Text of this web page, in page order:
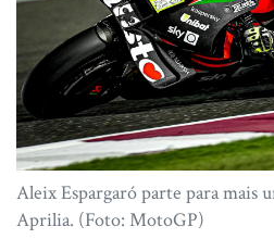
Aleix Espargaró parte para mais
Aprilia. (Foto: MotoGP)